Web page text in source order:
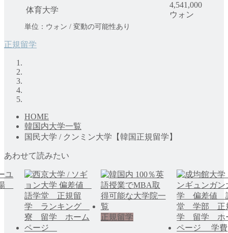
体育大学
4,541,000
ウォン
単位：ウォン / 変動の可能性あり
正規留学
HOME
韓国内大学一覧
国民大学 / クンミン大学【韓国正規留学】
あわせて読みたい
正規留学